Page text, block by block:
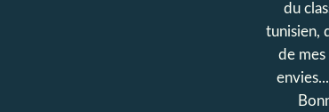
du
tunisien,
de